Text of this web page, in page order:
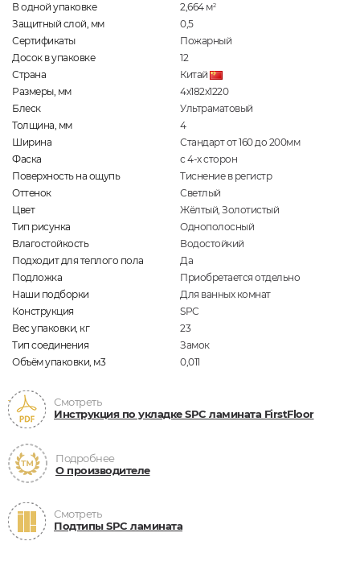
В одной упаковке
2,664 м2
Защитный слой, мм
0,5
Сертификаты
Пожарный
Досок в упаковке
12
Страна
Китай
Размеры, мм
4х182х1220
Блеск
Ультраматовый
Толщина, мм
4
Ширина
Стандарт от 160 до 200мм
Фаска
с 4-х сторон
Поверхность на ощупь
Тиснение в регистр
Оттенок
Светлый
Цвет
Жёлтый, Золотистый
Тип рисунка
Однополосный
Влагостойкость
Водостойкий
Подходит для теплого пола
Да
Подложка
Приобретается отдельно
Наши подборки
Для ванных комнат
Конструкция
SPC
Вес упаковки, кг
23
Тип соединения
Замок
Объём упаковки, м3
0,011
Смотреть
Инструкция по укладке SPC ламината FirstFloor
Подробнее
О производителе
Смотреть
Подтипы SPC ламината